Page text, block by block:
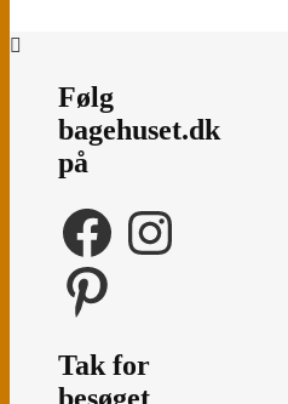
Følg
bagehuset.dk
på
FacebookInstagram
Pinterest
Tak for